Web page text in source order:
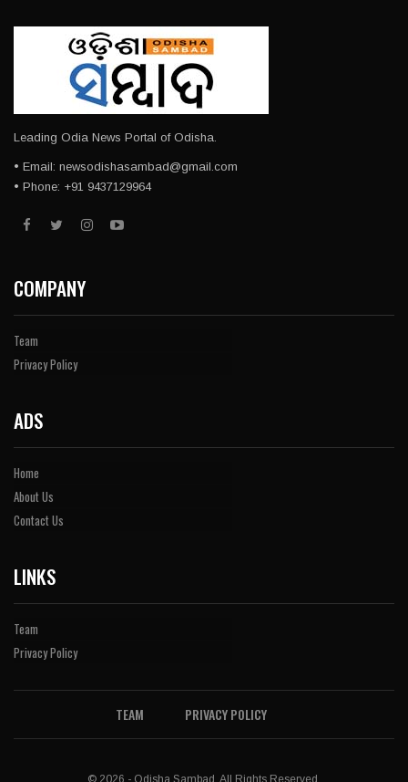
Leading Odia News Portal of Odisha.
• Email: newsodishasambad@gmail.com
• Phone: +91 9437129964
COMPANY
Team
Privacy Policy
ADS
Home
About Us
Contact Us
LINKS
Team
Privacy Policy
TEAM PRIVACY POLICY